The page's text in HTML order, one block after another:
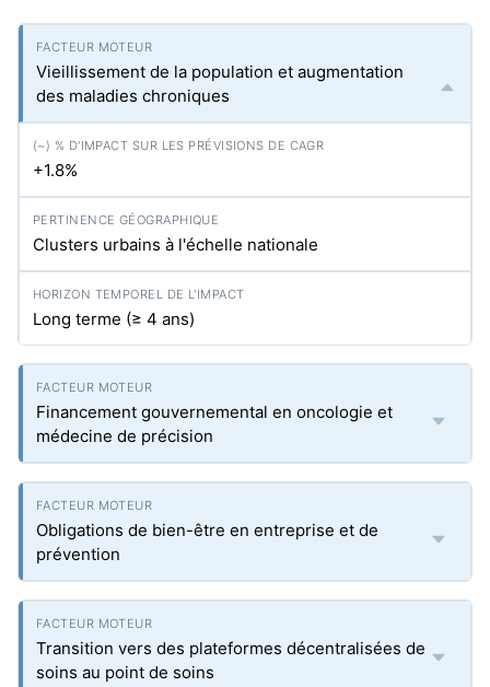
Vieillissement de la population et augmentation
des maladies chroniques
+1.8%
Clusters urbains à l'échelle nationale
Long terme (≥ 4 ans)
Financement gouvernemental en oncologie et
médecine de précision
Obligations de bien-être en entreprise et de
prévention
Transition vers des plateformes décentralisées de
soins au point de soins